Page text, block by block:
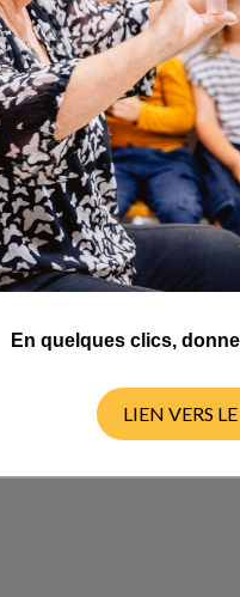
des 4 repas par
faire chercher dans les
grandes sections.
des 4 repas" soit le bon
En quelques clics,
LIEN VERS